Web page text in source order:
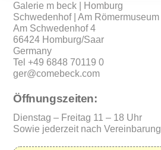
Galerie m beck | Homburg
Schwedenhof | Am Römermuseum
Am Schwedenhof 4
66424 Homburg/Saar
Germany
Tel +49 6848 70119 0
ger@comebeck.com
Öffnungszeiten:
Dienstag – Freitag 11 – 18 Uhr
Sowie jederzeit nach Vereinbarung